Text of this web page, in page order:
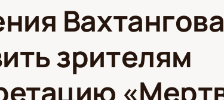
Вахтангова
зрителям